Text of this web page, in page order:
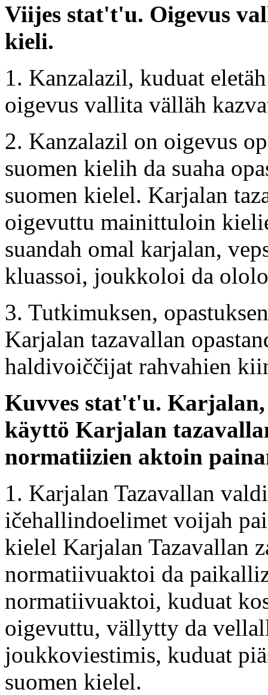
Viijes stat't'u. Oigevus
kieli.
1. Kanzalazil, kuduat
oigevus vallita välläh
2. Kanzalazil on oigevus
suomen kielih da suaha
suomen kielel. Karjalan
oigevuttu mainittuloin
suandah omal karjalan,
kluassoi, joukkoloi da
3. Tutkimuksen,
Karjalan tazavallan
haldivoiččijat rahvahien
Kuvves stat't'u. Karjalan,
käyttö Karjalan
normatiizien aktoin
1. Karjalan Tazavallan
ičehallindoelimet voijah
kielel Karjalan Tazavallan
normatiivuaktoi da
normatiivuaktoi, kuduat
oigevuttu, vällytty da
joukkoviestimis, kuduat
suomen kielel.